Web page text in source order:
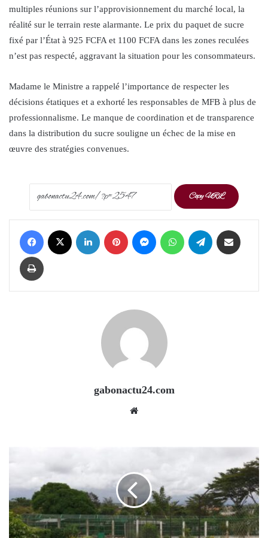
multiples réunions sur l’approvisionnement du marché local, la
réalité sur le terrain reste alarmante. Le prix du paquet de sucre
fixé par l’État à 925 FCFA et 1100 FCFA dans les zones reculées
n’est pas respecté, aggravant la situation pour les consommateurs.
Madame le Ministre a rappelé l’importance de respecter les
décisions étatiques et a exhorté les responsables de MFB à plus de
professionnalisme. Le manque de coordination et de transparence
dans la distribution du sucre souligne un échec de la mise en
œuvre des stratégies convenues.
Copy URL
Facebook LinkedIn Pinterest Messenger WhatsApp Telegram
Print
gabonactu24.com